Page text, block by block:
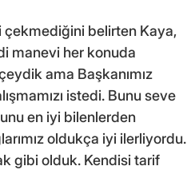
çekmediğini belirten Kaya,
manevi her konuda
ama Başkanımız
istedi. Bunu seve
en iyi bilenlerden
oldukça iyi ilerliyordu.
gibi olduk. Kendisi tarif